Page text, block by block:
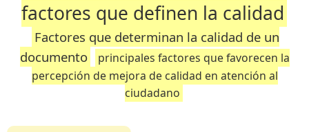
factores que definen la calidad
Factores que determinan la calidad de un
documento
principales factores que favorecen la
percepción de mejora de calidad en atención al
ciudadano